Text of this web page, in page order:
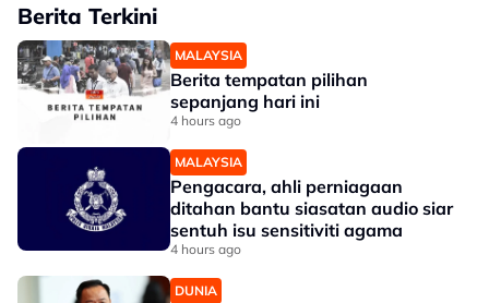
Berita Terkini
MALAYSIA
Berita tempatan pilihan
sepanjang hari ini
4 hours ago
MALAYSIA
Pengacara, ahli perniagaan
ditahan bantu siasatan audio siar
sentuh isu sensitiviti agama
4 hours ago
DUNIA